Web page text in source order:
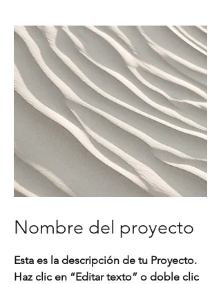
Nombre del proyecto
Esta es la descripción de tu Proyecto.
Haz clic en “Editar texto” o doble clic